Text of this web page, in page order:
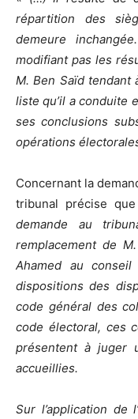
répartition des
demeure
modifiant pas les
M. Ben Saïd
liste qu’il a conduite
ses conclusions
opérations
Concernant la
tribunal précise que
demande au
remplacement de
Ahamed au
dispositions des
code général des
code électoral, ces
présentent à juger
accueillies.
Sur l’application de